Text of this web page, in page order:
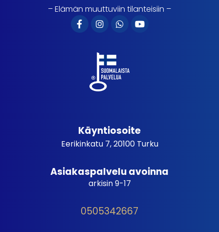
– Elämän muuttuviin tilanteisiin –
Käyntiosoite
Eerikinkatu 7, 20100 Turku
Asiakaspalvelu avoinna
arkisin 9-17
0505342667